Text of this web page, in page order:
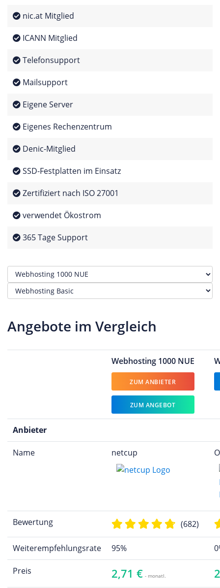
nic.at Mitglied
ICANN Mitglied
Telefonsupport
Mailsupport
Eigene Server
Eigenes Rechenzentrum
Denic-Mitglied
SSD-Festplatten im Einsatz
Zertifiziert nach ISO 27001
verwendet Ökostrom
365 Tage Support
Angebote im Vergleich
Webhosting 1000 NUE
ZUM ANBIETER
ZUM ANGEBOT
Anbieter
Name netcup
Bewertung (682)
Weiterempfehlungsrate 95%
Preis 2,71 € - monatl.